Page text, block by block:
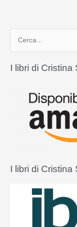
I libri di Cristina
I libri di Cristina